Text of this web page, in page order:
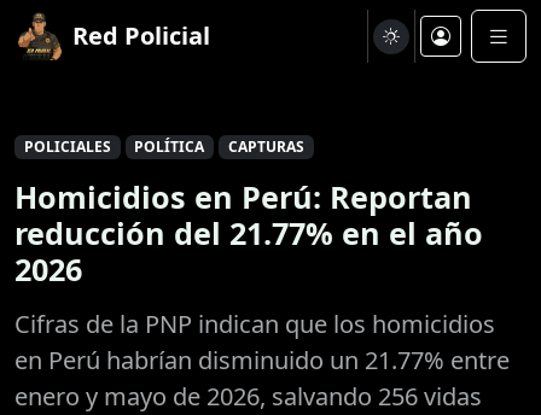
Red Policial
POLICIALES POLÍTICA CAPTURAS
Homicidios en Perú: Reportan
reducción del 21.77% en el año
2026
Cifras de la PNP indican que los homicidios
en Perú habrían disminuido un 21.77% entre
enero y mayo de 2026, salvando 256 vidas